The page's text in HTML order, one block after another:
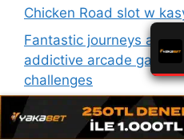
Chicken Road slot w
Fantastic journeys
addictive arcade
challenges
Zábavná strategie
výhry a napínavou akci